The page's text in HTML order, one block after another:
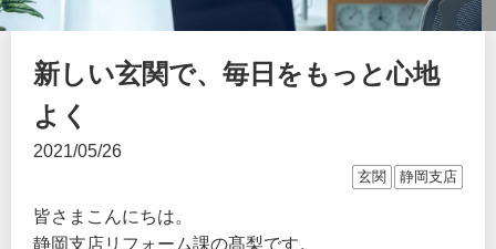
新しい玄関で、毎日をもっと心地
よく
2021/05/26
玄関 静岡支店
皆さまこんにちは。
静岡支店リフォーム課の髙梨です。